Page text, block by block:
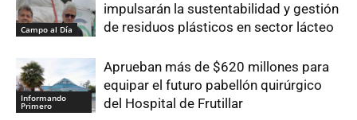
Campo al Día
impulsarán la sustentabilidad y gestión
de residuos plásticos en sector lácteo
Informando
Primero
Aprueban más de $620 millones para
equipar el futuro pabellón quirúrgico
del Hospital de Frutillar